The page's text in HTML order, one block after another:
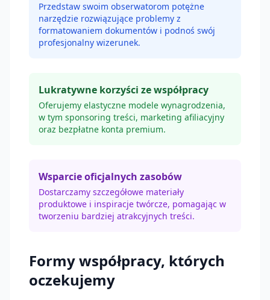
Przedstaw swoim obserwatorom potężne
narzędzie rozwiązujące problemy z
formatowaniem dokumentów i podnoś swój
profesjonalny wizerunek.
Lukratywne korzyści ze współpracy
Oferujemy elastyczne modele wynagrodzenia,
w tym sponsoring treści, marketing afiliacyjny
oraz bezpłatne konta premium.
Wsparcie oficjalnych zasobów
Dostarczamy szczegółowe materiały
produktowe i inspiracje twórcze, pomagając w
tworzeniu bardziej atrakcyjnych treści.
Formy współpracy, których
oczekujemy